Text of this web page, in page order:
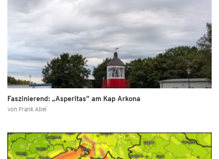
Faszinierend: „Asperitas“ am Kap Arkona
von Frank Abel